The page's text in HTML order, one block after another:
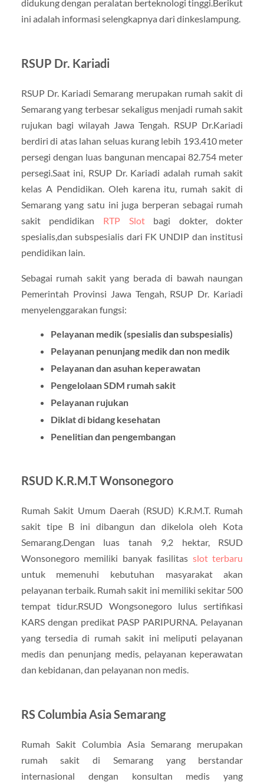
didukung dengan peralatan berteknologi tinggi.Berikut
ini adalah informasi selengkapnya dari dinkeslampung.
RSUP Dr. Kariadi
RSUP Dr. Kariadi Semarang merupakan rumah sakit di
Semarang yang terbesar sekaligus menjadi rumah sakit
rujukan bagi wilayah Jawa Tengah. RSUP Dr.Kariadi
berdiri di atas lahan seluas kurang lebih 193.410 meter
persegi dengan luas bangunan mencapai 82.754 meter
persegi.Saat ini, RSUP Dr. Kariadi adalah rumah sakit
kelas A Pendidikan. Oleh karena itu, rumah sakit di
Semarang yang satu ini juga berperan sebagai rumah
sakit pendidikan RTP Slotbagi dokter, dokter
spesialis,dan subspesialis dari FK UNDIP dan institusi
pendidikan lain.
Sebagai rumah sakit yang berada di bawah naungan
Pemerintah Provinsi Jawa Tengah, RSUP Dr. Kariadi
menyelenggarakan fungsi:
Pelayanan medik (spesialis dan subspesialis)
Pelayanan penunjang medik dan non medik
Pelayanan dan asuhan keperawatan
Pengelolaan SDM rumah sakit
Pelayanan rujukan
Diklat di bidang kesehatan
Penelitian dan pengembangan
RSUD K.R.M.T Wonsonegoro
Rumah Sakit Umum Daerah (RSUD) K.R.M.T. Rumah
sakit tipe B ini dibangun dan dikelola oleh Kota
Semarang.Dengan luas tanah 9,2 hektar, RSUD
Wonsonegoro memiliki banyak fasilitas slot terbaru
untuk memenuhi kebutuhan masyarakat akan
pelayanan terbaik. Rumah sakit ini memiliki sekitar 500
tempat tidur.RSUD Wongsonegoro lulus sertifikasi
KARS dengan predikat PASP PARIPURNA. Pelayanan
yang tersedia di rumah sakit ini meliputi pelayanan
medis dan penunjang medis, pelayanan keperawatan
dan kebidanan, dan pelayanan non medis.
RS Columbia Asia Semarang
Rumah Sakit Columbia Asia Semarang merupakan
rumah sakit di Semarang yang berstandar
internasional dengan konsultan medis yang